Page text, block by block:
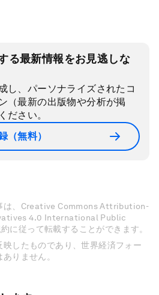
る最新情報をお見逃しな
し、パーソナライズされたコ
（最新の出版物や分析が掲
ださい。
（無料）
は、Creative Commons Attribution-
4.0 International Public
に従って転載することができます。
映したものであり、世界経済フォー
りません。